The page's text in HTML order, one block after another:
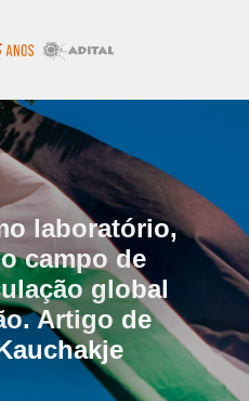
laboratório,
campo de
global
Artigo de